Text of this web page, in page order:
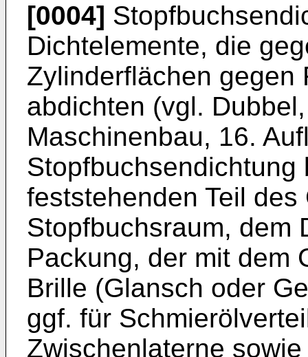
[0004]
Dichtelemente, die
Zylinderflächen gegen
abdichten (vgl.
Maschinenbau, 16.
Stopfbuchsendichtung
feststehenden Teil des
Stopfbuchsraum, dem
Packung, der mit dem
Brille (Glansch oder
ggf. für
Zwischenlaterne